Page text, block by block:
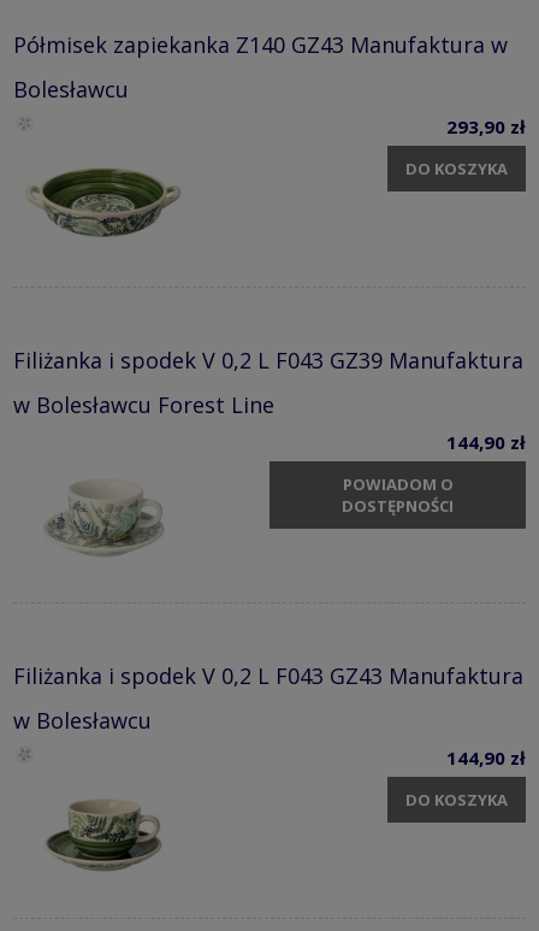
Półmisek zapiekanka Z140 GZ43 Manufaktura w
Bolesławcu
293,90 zł
DO KOSZYKA
Filiżanka i spodek V 0,2 L F043 GZ39 Manufaktura
w Bolesławcu Forest Line
144,90 zł
POWIADOM O
DOSTĘPNOŚCI
Filiżanka i spodek V 0,2 L F043 GZ43 Manufaktura
w Bolesławcu
144,90 zł
DO KOSZYKA